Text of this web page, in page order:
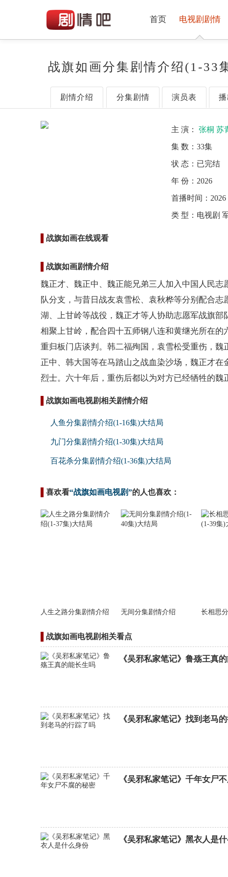
首页 电视剧剧情
战旗如画分集剧情介绍(1-33
剧情介绍 分集剧情 演员表
主 演： 张桐苏
集 数：33集
状 态： 已完结
年 份： 2026
首播时间： 2026
类 型： 电视剧
战旗如画在线观看
战旗如画剧情介绍
魏正才、魏正中、魏正能兄弟三人加入中国人民
队分支，与昔日战友袁雪松、袁秋桦等分别配合
湖、上甘岭等战役，魏正才等人协助志愿军战旗
相聚上甘岭，配合四十五师钢八连和黄继光所在
重归板门店谈判。韩二福殉国，袁雪松受重伤，
正中、韩大国等在马踏山之战血染沙场，魏正才
烈士。六十年后，重伤后都以为对方已经牺牲的魏
战旗如画电视剧相关剧情介绍
人鱼分集剧情介绍(1-16集)大结局
九门分集剧情介绍(1-30集)大结局
百花杀分集剧情介绍(1-36集)大结局
喜欢看“战旗如画电视剧”的人也喜欢：
人生之路分集剧情介绍 无间分集剧情介绍 长相思
战旗如画电视剧相关看点
《吴邪私家笔记》鲁殇王真
《吴邪私家笔记》找到老马
《吴邪私家笔记》千年女尸
《吴邪私家笔记》黑衣人是